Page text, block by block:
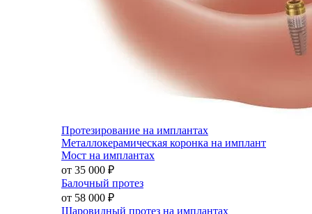
Протезирование на имплантах
Металлокерамическая коронка на имплант
Мост на имплантах
от 35 000 ₽
Балочный протез
от 58 000 ₽
Шаровидный протез на имплантах